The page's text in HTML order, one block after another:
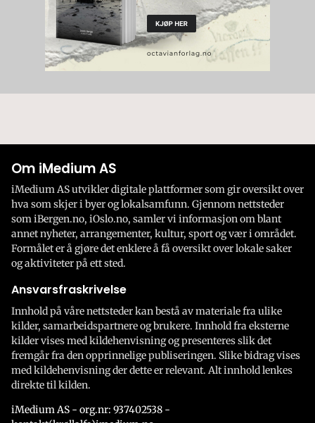
Om iMedium AS
iMedium AS utvikler digitale plattformer som gir oversikt over
hva som skjer i byer og lokalsamfunn. Gjennom nettsteder
som iBergen.no, iOslo.no, samler vi informasjon om blant
annet nyheter, arrangementer, kultur, sport og vær i området.
Formålet er å gjøre det enklere å få oversikt over lokale saker
og aktiviteter på ett sted.
Ansvarsfraskrivelse
Innhold på våre nettsteder kan bestå av materiale fra ulike
kilder, samarbeidspartnere og brukere. Innhold fra eksterne
kilder vises med kildehenvisning og presenteres slik det
fremgår fra den opprinnelige publiseringen. Slike bidrag vises
med kildehenvisning der dette er relevant. Alt innhold lenkes
direkte til kilden.
iMedium AS - org.nr: 937402538 -